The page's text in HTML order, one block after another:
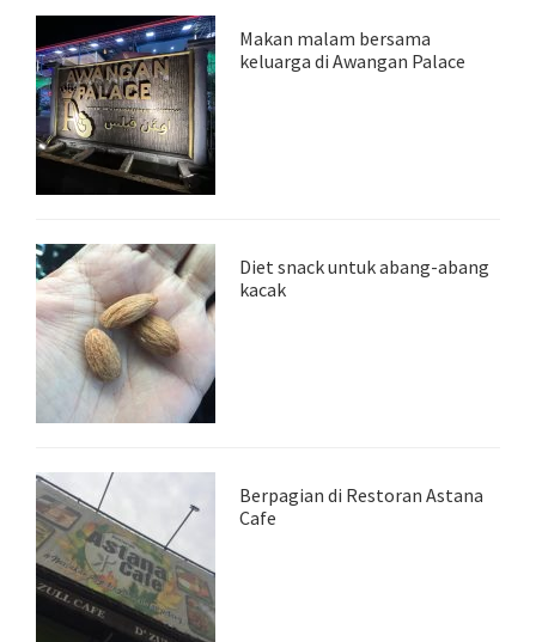
Makan malam bersama
keluarga di Awangan Palace
Diet snack untuk abang-abang
kacak
Berpagian di Restoran Astana
Cafe